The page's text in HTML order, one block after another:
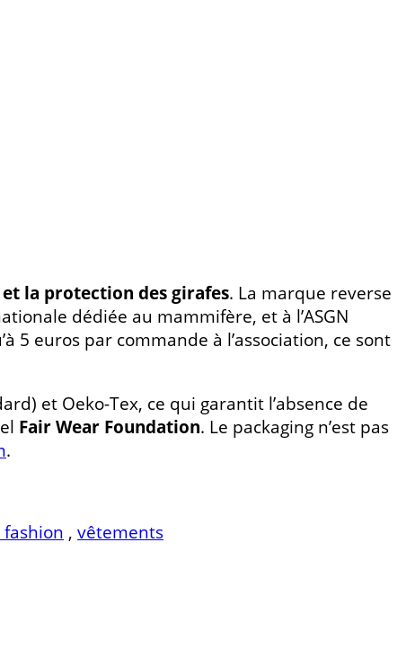
la protection des girafes. La marque reverse
dédiée au mammifère, et à l’ASGN
5 euros par commande à l’association, ce sont
et Oeko-Tex, ce qui garantit l’absence de
Fair Wear Foundation. Le packaging n’est pas
.
fashion , vêtements